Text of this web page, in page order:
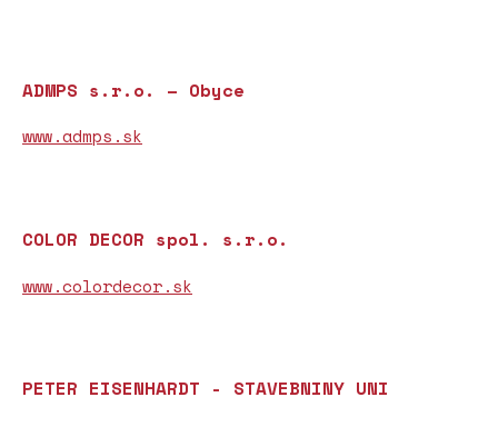
ADMPS s.r.o. – Obyce
www.admps.sk
COLOR DECOR spol. s.r.o.
www.colordecor.sk
PETER EISENHARDT - STAVEBNINY UNI